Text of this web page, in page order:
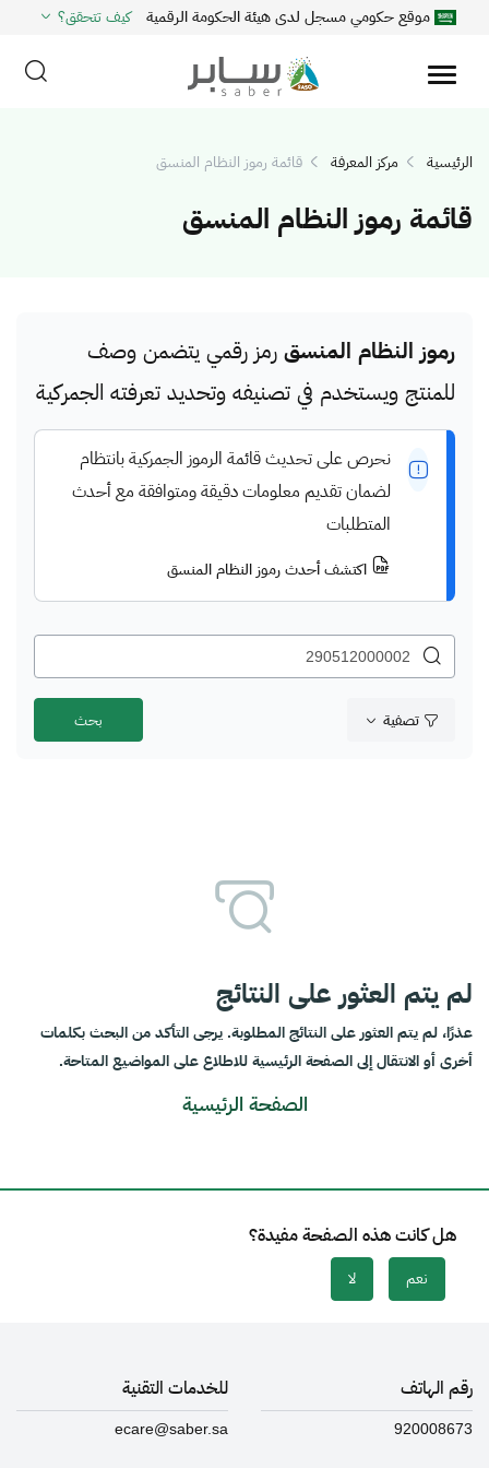
موقع حكومي مسجل لدى هيئة الحكومة الرقمية كيف تتحقق؟
الرئيسية مركز المعرفة قائمة رموز النظام المنسق
قائمة رموز النظام المنسق
رموز النظام المنسق رمز رقمي يتضمن وصف
للمنتج ويستخدم في تصنيفه وتحديد تعرفته الجمركية
نحرص على تحديث قائمة الرموز الجمركية بانتظام
لضمان تقديم معلومات دقيقة ومتوافقة مع أحدث
المتطلبات
اكتشف أحدث رموز النظام المنسق
تصفية
لم يتم العثور على النتائج
عذرًا، لم يتم العثور على النتائج المطلوبة. يرجى التأكد من البحث بكلمات
أخرى أو الانتقال إلى الصفحة الرئيسية للاطلاع على المواضيع المتاحة.
الصفحة الرئيسية
هل كانت هذه الصفحة مفيدة؟
نعم لا
رقم الهاتف
920008673
للخدمات التقنية
ecare@saber.sa